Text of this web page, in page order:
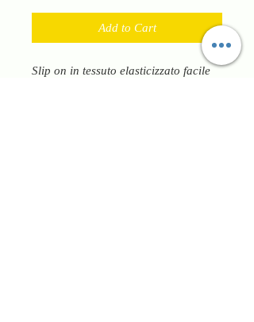
Add to Cart
Slip on in tessuto elasticizzato facile